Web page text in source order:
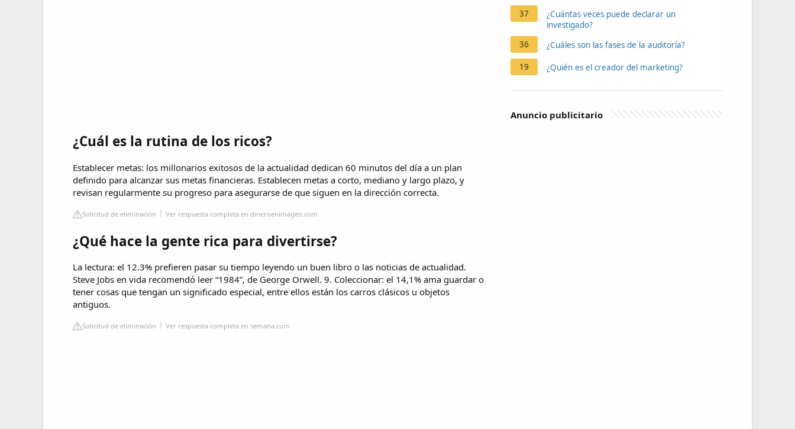
¿Cuál es la rutina de los ricos?
Establecer metas: los millonarios exitosos de la actualidad dedican 60 minutos del día a un plan
definido para alcanzar sus metas financieras. Establecen metas a corto, mediano y largo plazo, y
revisan regularmente su progreso para asegurarse de que siguen en la dirección correcta.
Solicitud de eliminación Ver respuesta completa en dineroenimagen.com
¿Qué hace la gente rica para divertirse?
La lectura: el 12.3% prefieren pasar su tiempo leyendo un buen libro o las noticias de actualidad.
Steve Jobs en vida recomendó leer “1984”, de George Orwell. 9. Coleccionar: el 14,1% ama guardar o
tener cosas que tengan un significado especial, entre ellos están los carros clásicos u objetos
antiguos.
Solicitud de eliminación Ver respuesta completa en semana.com
37
¿Cuántas veces puede declarar un
investigado?
36
¿Cuáles son las fases de la auditoría?
19 ¿Quién es el creador del marketing?
Anuncio publicitario